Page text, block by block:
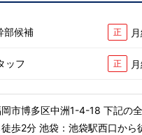
部候補 正
ッフ 正
18 下記の全エリアで募集を行っております。 東京 五反田：五反
歩2分 池袋：池袋駅西口から徒歩2分